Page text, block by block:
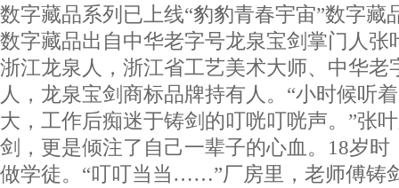
数字藏品系列已上线“豹豹青春宇宙”数
数字藏品出自中华老字号龙泉宝剑掌门人张
浙江龙泉人，浙江省工艺美术大师、中华老
人，龙泉宝剑商标品牌持有人。“小时候听
大，工作后痴迷于铸剑的叮咣叮咣声。”张
剑，更是倾注了自己一辈子的心血。18岁时
做学徒。“叮叮当当……”厂房里，老师傅铸